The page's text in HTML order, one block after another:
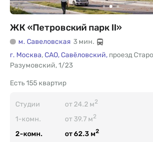
ЖК «Петровский парк II»
м. Савеловская 3 мин.
г. Москва,САО,Савёловский, проезд
Разумовский,1/23
155 квартир
Есть
Студии от 24.2 м2
1-комн.
от 39.7 м2
2-комн.
от 62.3 м2